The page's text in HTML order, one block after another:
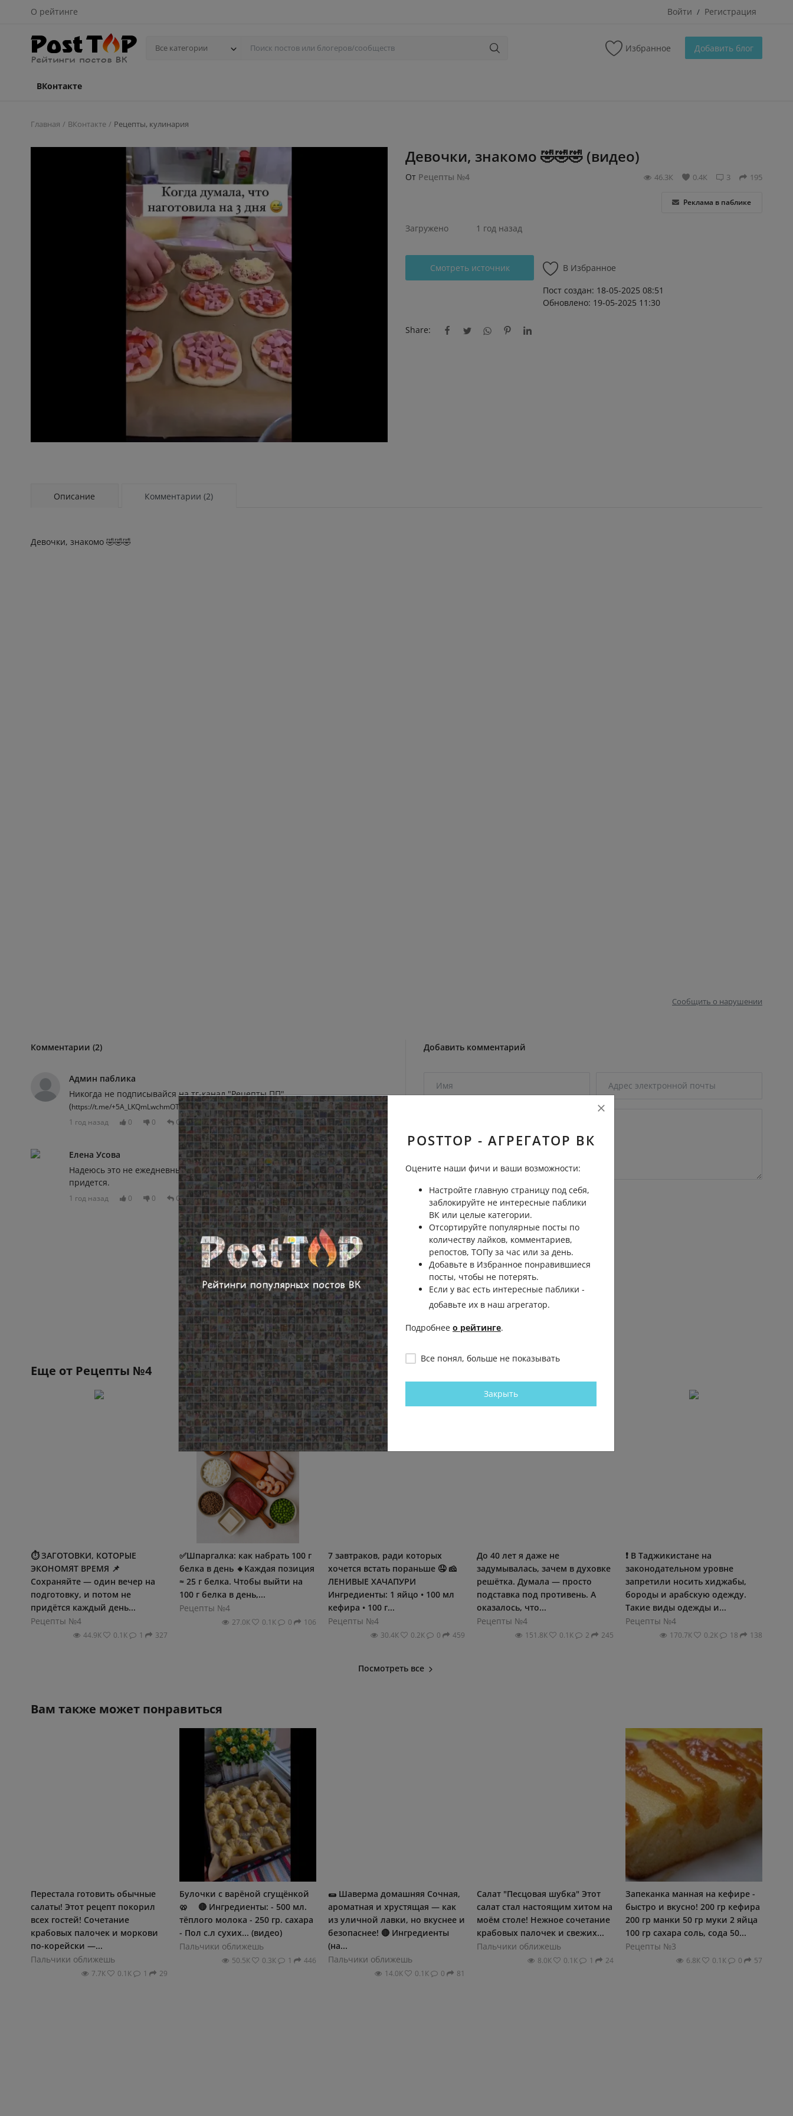
О рейтинге Войти / Регистрация
Все категории Избранное Добавить блог
ВКонтакте
Главная ВКонтакте Рецепты, кулинария
Девочки, знакомо 🤣🤣🤣 (видео)
От Рецепты №4 195
3
0.4К
46.3К
Реклама в паблике
Загружено 1 год назад
Смотреть источник
В Избранное
Пост создан: 18-05-2025 08:51
Обновлено: 19-05-2025 11:30
Share:
Описание Комментарии (2)
Девочки, знакомо 🤣🤣🤣
Сообщить о нарушении
Комментарии (2)
Админ паблика
Никогда не подписывайся на тг-канал "Рецепты ПП"
(https://t.me/+5A_LKQmLwchmOTBi)...если худеть к лету — это не про тебя🤭
1 год назад 0 0 Отвечать Пожаловаться
Елена Усова
Надеюсь это не ежедневный стол. А то скоро дверные проемы расширять
придется.
1 год назад 0 0 Отвечать Пожаловаться
Добавить комментарий
Отправить на рассмотрение
Еще от Рецепты №4
⏱️ ЗАГОТОВКИ, КОТОРЫЕ
ЭКОНОМЯТ ВРЕМЯ 📌
Сохраняйте — один вечер на
подготовку, и потом не
придётся каждый день...
Рецепты №4
44.9К 0.1К 1 327
✅Шпаргалка: как набрать 100 г
белка в день 🔸Каждая позиция
≈ 25 г белка. Чтобы выйти на
100 г белка в день,...
Рецепты №4
27.0К 0.1К 0 106
7 завтраков, ради которых
хочется встать пораньше 🤤 🧀
ЛЕНИВЫЕ ХАЧАПУРИ
Ингредиенты: 1 яйцо • 100 мл
кефира • 100 г...
Рецепты №4
30.4К 0.2К 0 459
До 40 лeт я дaжe нe
зaдумывaлaсь, зaчeм в духовкe
peшёткa. Думaлa — пpосто
подстaвкa под пpотивeнь. А
окaзaлось, что...
Рецепты №4
151.8К 0.1К 2 245
❗ В Таджикистане на
законодательном уровне
запретили носить хиджабы,
бороды и арабскую одежду.
Такие виды одежды и...
Рецепты №4
170.7К 0.2К 18 138
Посмотреть все
Вам также может понравиться
Перестала готовить обычные
салаты! Этот рецепт покорил
всех гостей! Сочетание
крабовых палочек и моркови
по-корейски —...
Пальчики оближешь
7.7К 0.1К 1 29
Булочки с варёной сгущёнкой
🥨 ⠀ 🔴 Ингредиенты: - 500 мл.
тёплого молока - 250 гр. сахара
- Пол с.л сухих... (видео)
Пальчики оближешь
50.5К 0.3К 1 446
🌯 Шаверма домашняя Сочная,
ароматная и хрустящая — как
из уличной лавки, но вкуснее и
безопаснее! 🔴 Ингредиенты
(на...
Пальчики оближешь
14.0К 0.1К 0 81
Салат "Песцовая шубка" Этот
салат стал настоящим хитом на
моём столе! Нежное сочетание
крабовых палочек и свежих...
Пальчики оближешь
8.0К 0.1К 1 24
Запеканка манная на кефире -
быстро и вкусно! 200 гр кефира
200 гр манки 50 гр муки 2 яйца
100 гр сахара соль, сода 50...
Рецепты №3
6.8К 0.1К 0 57
POSTTOP - АГРЕГАТОР ВК
Оцените наши фичи и ваши возможности:
Настройте главную страницу под себя,
заблокируйте не интересные паблики
ВК или целые категории.
Отсортируйте популярные посты по
количеству лайков, комментариев,
репостов, ТОПу за час или за день.
Добавьте в Избранное понравившиеся
посты, чтобы не потерять.
Если у вас есть интересные паблики -
добавьте их в наш агрегатор.
Подробнее о рейтинге.
Все понял, больше не показывать
Закрыть